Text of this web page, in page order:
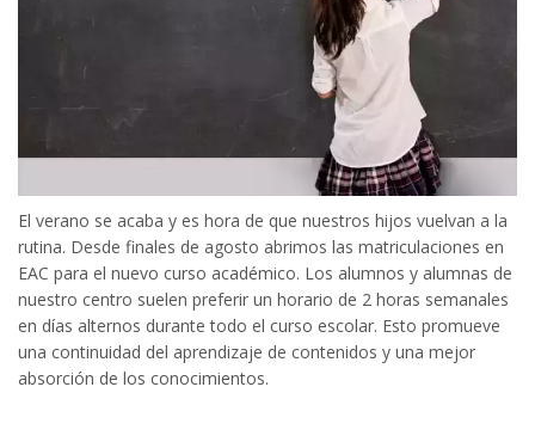
El verano se acaba y es hora de que nuestros hijos vuelvan a la
rutina. Desde finales de agosto abrimos las matriculaciones en
EAC para el nuevo curso académico. Los alumnos y alumnas de
nuestro centro suelen preferir un horario de 2 horas semanales
en días alternos durante todo el curso escolar. Esto promueve
una continuidad del aprendizaje de contenidos y una mejor
absorción de los conocimientos.